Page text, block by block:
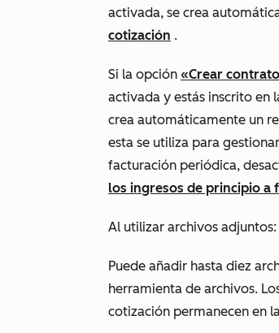
activada, se crea
cotización .
Si la opción «Crear
activada y estás inscrito en
crea automáticamente un
esta se utiliza para
facturación periódica,
los ingresos de principio a
Al utilizar archivos adjuntos:
Puede añadir hasta diez
herramienta de archivos.
cotización permanecen en